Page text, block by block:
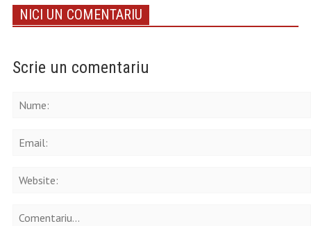
NICI UN COMENTARIU
Scrie un comentariu